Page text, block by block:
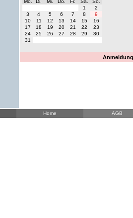
Mo.
Di. Mi. Do. Fr. Sa.
So.
1
2
3
4 5 6 7 8
9
10
11 12 13 14 15
16
17
18 19 20 21 22
23
24
25 26 27 28 29
30
31
Home AGB